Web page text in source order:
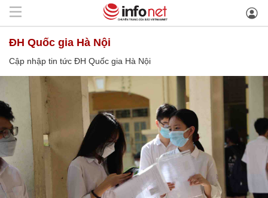
ĐH Quốc gia Hà Nội
Cập nhập tin tức ĐH Quốc gia Hà Nội